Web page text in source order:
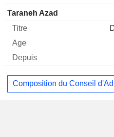
Taraneh Azad
Composition du Conseil